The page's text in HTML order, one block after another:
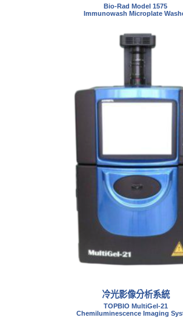
Bio-Rad Model 1575
Immunowash Microplate
冷光影像分析系統
TOPBIO MultiGel-21
Chemiluminescence Imaging